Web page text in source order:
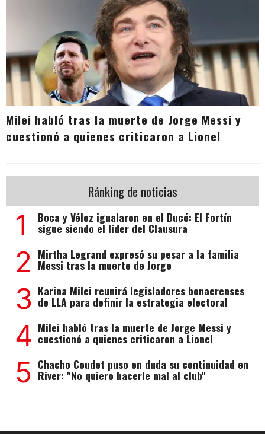
Milei habló tras la muerte de Jorge Messi y
cuestionó a quienes criticaron a Lionel
Ránking de noticias
1 Boca y Vélez igualaron en el Ducó: El Fortín
sigue siendo el líder del Clausura
2 Mirtha Legrand expresó su pesar a la familia
Messi tras la muerte de Jorge
3 Karina Milei reunirá legisladores bonaerenses
de LLA para definir la estrategia electoral
4 Milei habló tras la muerte de Jorge Messi y
cuestionó a quienes criticaron a Lionel
5 Chacho Coudet puso en duda su continuidad en
River: "No quiero hacerle mal al club"